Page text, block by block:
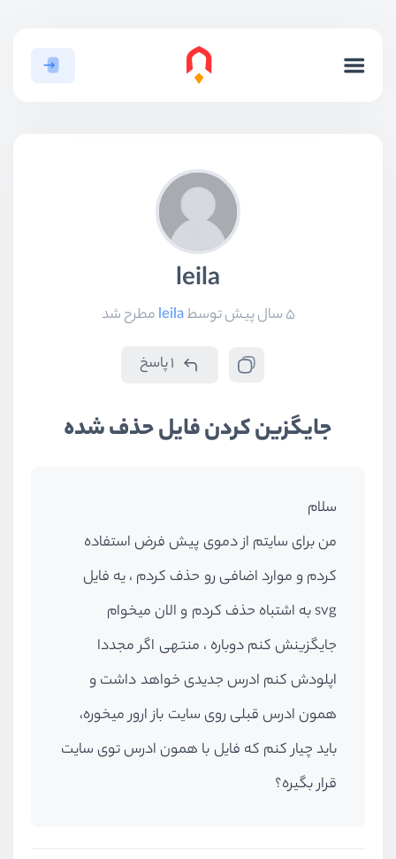
leila
5 سال پیش توسطleilaمطرح شد
1 پاسخ
جایگزین کردن فایل حذف شده
سلام
من برای سایتم از دموی پیش فرض استفاده
کردم و موارد اضافی رو حذف کردم ، یه فایل
svg به اشتباه حذف کردم و الان میخوام
جایگزینش کنم دوباره ، منتهی اگر مجددا
اپلودش کنم ادرس جدیدی خواهد داشت و
همون ادرس قبلی روی سایت باز ارور میخوره،
باید چیار کنم که فایل با همون ادرس توی سایت
قرار بگیره؟